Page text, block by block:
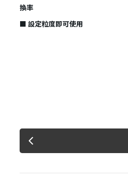
只要再完成幾個步驟，即可完成帳號的註
換率
■ 設定粒度即可使用